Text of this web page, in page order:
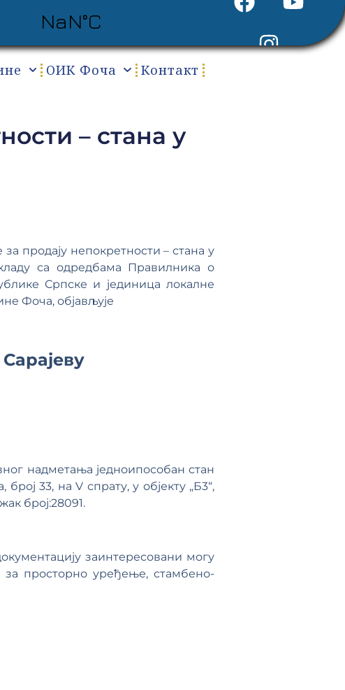
ОИК Фоча
Контакт
– стана у
продају непокретности – стана у
са одредбама Правилника о
Српске и јединица локалне
Фоча, објављује
надметања једноипособан стан
33, на V спрату, у објекту „Б3“,
број:28091.
заинтересовани могу
просторно уређење, стамбено-